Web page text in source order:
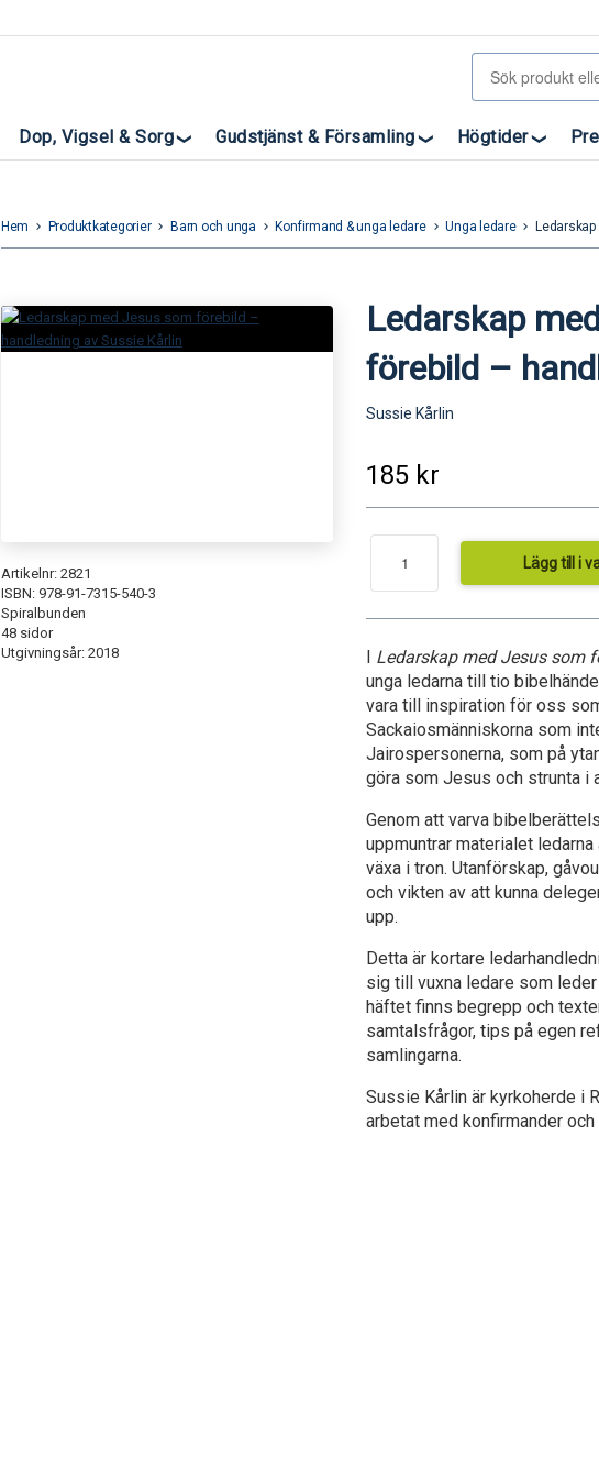
Dop, Vigsel & Sorg Gudstjänst & Församling Högtider
Hem keyboard_arrow_right Produktkategorier keyboard_arrow_right Barn och unga keyboard_arrow_right Konfirmand & unga ledare keyboard_arrow_right Unga ledare keyboard_arrow_right
Artikelnr: 2821
ISBN: 978-91-7315-540-3
Spiralbunden
48 sidor
Utgivningsår: 2018
Ledarskap
förebild –
Sussie Kårlin
185 kr
Lägg till i
I Ledarskap med Jesus som
unga ledarna till tio
vara till inspiration för oss
Sackaiosmänniskorna som
Jairospersonerna, som på
göra som Jesus och strunta i
Genom att varva
uppmuntrar materialet
växa i tron. Utanförskap,
och vikten av att kunna
upp.
Detta är kortare
sig till vuxna ledare som
häftet finns begrepp och
samtalsfrågor, tips på egen
samlingarna.
Sussie Kårlin är kyrkoherde i
arbetat med konfirmander